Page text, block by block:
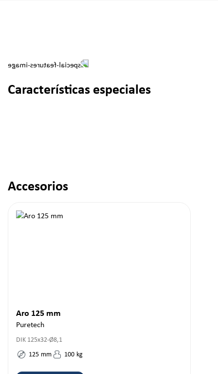
Características especiales
Omitir la galería de productos
Accesorios
Aro 125 mm
Puretech
DIK 125x32-Ø8,1
125 mm 100 kg